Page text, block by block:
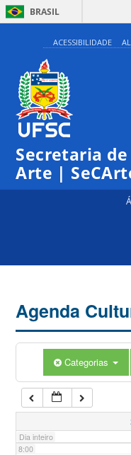
BRASIL
ACESSIBILIDADE
Secretaria
Arte |
Agenda
Categorias
Dia inteiro
0:00
1:00
5:00
7:00
8:00